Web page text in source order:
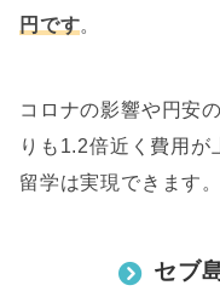
円です。
コロナの影響や円安
りも1.2倍近く費用
留学は実現できます。
セブ